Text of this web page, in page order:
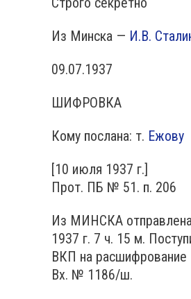
Из Минска — И.В.
09.07.1937
ШИФРОВКА
Кому послана: т. Ежову
[10 июля 1937 г.]
Прот. ПБ № 51. п. 206
Из МИНСКА
1937 г. 7 ч. 15 м.
ВКП на расшифрование
Вх. № 1186/ш.